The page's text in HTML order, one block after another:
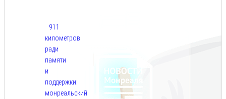
911
километров
ради
памяти
и
поддержки:
монреальский